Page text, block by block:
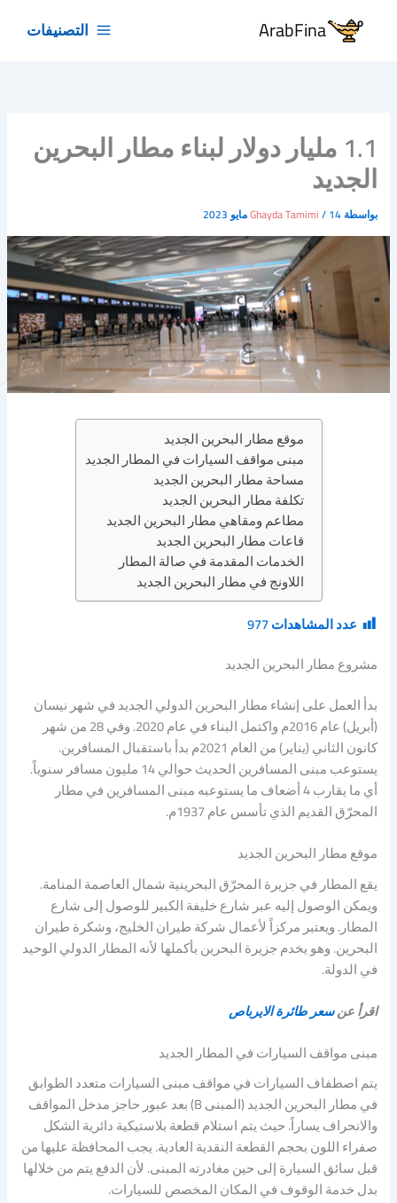
ArabFina التصنيفات
1.1 مليار دولار لبناء مطار البحرين
الجديد
بواسطة Ghayda Tamimi/14 مايو 2023
موقع مطار البحرين الجديد
مبنى مواقف السيارات في المطار الجديد
مساحة مطار البحرين الجديد
تكلفة مطار البحرين الجديد
مطاعم ومقاهي مطار البحرين الجديد
قاعات مطار البحرين الجديد
الخدمات المقدمة في صالة المطار
اللاونج في مطار البحرين الجديد
عدد المشاهدات977
مشروع مطار البحرين الجديد
بدأ العمل على إنشاء مطار البحرين الدولي الجديد في شهر نيسان
(أبريل) عام 2016م واكتمل البناء في عام 2020. وفي 28 من شهر
كانون الثاني (يناير) من العام 2021م بدأ باستقبال المسافرين.
يستوعب مبنى المسافرين الحديث حوالي 14 مليون مسافر سنوياً.
أي ما يقارب 4 أضعاف ما يستوعبه مبنى المسافرين في مطار
المحرّق القديم الذي تأسس عام 1937م.
موقع مطار البحرين الجديد
يقع المطار في جزيرة المحرّق البحرينية شمال العاصمة المنامة.
ويمكن الوصول إليه عبر شارع خليفة الكبير للوصول إلى شارع
المطار. ويعتبر مركزاً لأعمال شركة طيران الخليج، وشكرة طيران
البحرين. وهو يخدم جزيرة البحرين بأكملها لأنه المطار الدولي الوحيد
في الدولة.
اقرأ عنسعر طائرة الايرباص
مبنى مواقف السيارات في المطار الجديد
يتم اصطفاف السيارات في مواقف مبنى السيارات متعدد الطوابق
في مطار البحرين الجديد (المبنى B) بعد عبور حاجز مدخل المواقف
والانحراف يساراً. حيث يتم استلام قطعة بلاستيكية دائرية الشكل
صفراء اللون بحجم القطعة النقدية العادية. يجب المحافظة عليها من
قبل سائق السيارة إلى حين مغادرته المبنى. لأن الدفع يتم من خلالها
بدل خدمة الوقوف في المكان المخصص للسيارات.